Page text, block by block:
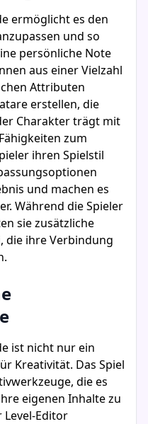
ermöglicht es den
und so
persönliche Note
aus einer Vielzahl
Attributen
erstellen, die
Charakter trägt mit
zum
ihren Spielstil
und machen es
Während die Spieler
sie zusätzliche
die ihre Verbindung
ist nicht nur ein
Kreativität. Das Spiel
die es
eigenen Inhalte zu
Editor